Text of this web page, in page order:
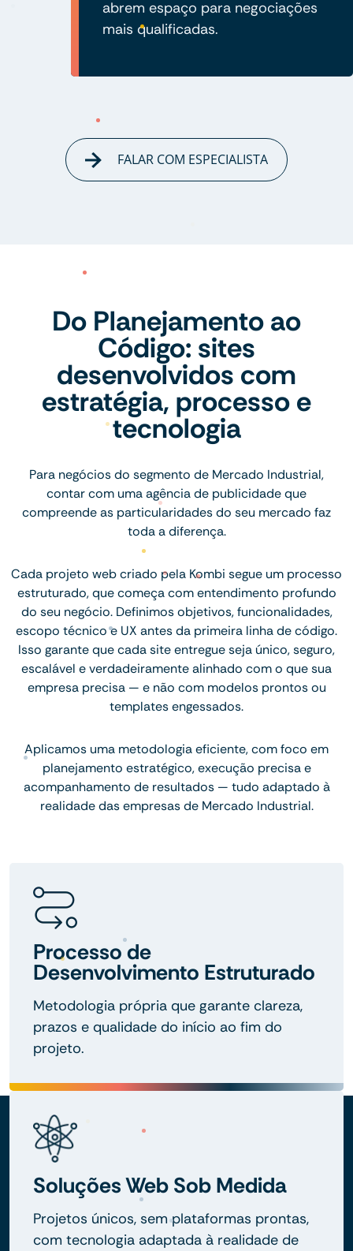
abrem espaço para negociações
mais qualificadas.
FALAR COM ESPECIALISTA
Do Planejamento ao
Código: sites
desenvolvidos com
estratégia, processo e
tecnologia
Para negócios do segmento de Mercado Industrial,
contar com uma agência de publicidade que
compreende as particularidades do seu mercado faz
toda a diferença.
Cada projeto web criado pela Kombi segue um processo
estruturado, que começa com entendimento profundo
do seu negócio. Definimos objetivos, funcionalidades,
escopo técnico e UX antes da primeira linha de código.
Isso garante que cada site entregue seja único, seguro,
escalável e verdadeiramente alinhado com o que sua
empresa precisa — e não com modelos prontos ou
templates engessados.
Aplicamos uma metodologia eficiente, com foco em
planejamento estratégico, execução precisa e
acompanhamento de resultados — tudo adaptado à
realidade das empresas de Mercado Industrial.
Processo de
Desenvolvimento Estruturado
Metodologia própria que garante clareza,
prazos e qualidade do início ao fim do
projeto.
Soluções Web Sob Medida
Projetos únicos, sem plataformas prontas,
com tecnologia adaptada à realidade de